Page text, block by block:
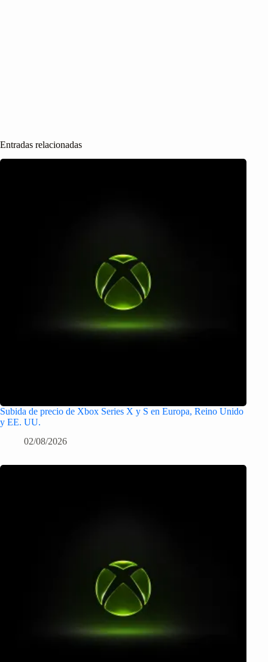
Entradas relacionadas
Subida de precio de Xbox Series X y S en Europa, Reino Unido
y EE. UU.
02/08/2026